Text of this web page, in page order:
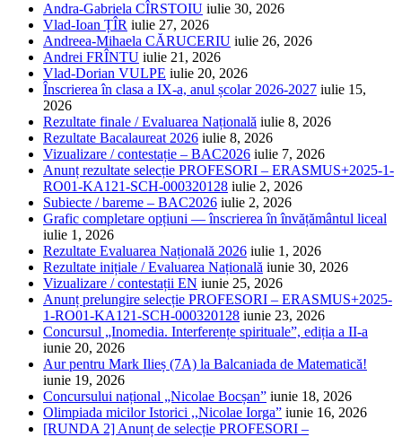
Andra-Gabriela CÎRSTOIU iulie 30, 2026
Vlad-Ioan ȚÎR iulie 27, 2026
Andreea-Mihaela CĂRUCERIU iulie 26, 2026
Andrei FRÎNTU iulie 21, 2026
Vlad-Dorian VULPE iulie 20, 2026
Înscrierea în clasa a IX-a, anul școlar 2026-2027 iulie 15,
2026
Rezultate finale / Evaluarea Națională iulie 8, 2026
Rezultate Bacalaureat 2026 iulie 8, 2026
Vizualizare / contestație – BAC2026 iulie 7, 2026
Anunț rezultate selecție PROFESORI – ERASMUS+2025-1-
RO01-KA121-SCH-000320128 iulie 2, 2026
Subiecte / bareme – BAC2026 iulie 2, 2026
Grafic completare opțiuni — înscrierea în învățământul liceal
iulie 1, 2026
Rezultate Evaluarea Națională 2026 iulie 1, 2026
Rezultate inițiale / Evaluarea Națională iunie 30, 2026
Vizualizare / contestații EN iunie 25, 2026
Anunț prelungire selecție PROFESORI – ERASMUS+2025-
1-RO01-KA121-SCH-000320128 iunie 23, 2026
Concursul „Inomedia. Interferențe spirituale”, ediția a II-a
iunie 20, 2026
Aur pentru Mark Ilieș (7A) la Balcaniada de Matematică!
iunie 19, 2026
Concursului național „Nicolae Bocșan” iunie 18, 2026
Olimpiada micilor Istorici ,,Nicolae Iorga” iunie 16, 2026
[RUNDA 2] Anunț de selecție PROFESORI –